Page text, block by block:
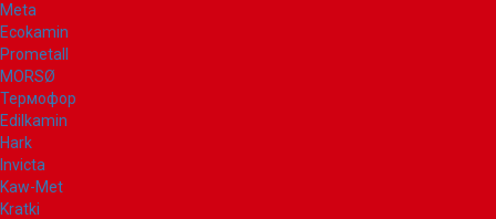
Meta
Ecokamin
Prometall
MORSØ
Термофор
Edilkamin
Hark
Invicta
Kaw-Met
Kratki